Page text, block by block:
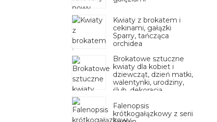
Kwiaty z brokatem i
cekinami, gałązki
Sparry, tańcząca
orchidea
Brokatowe sztuczne
kwiaty dla kobiet i
dziewcząt, dzień matki,
walentynki, urodziny,
ślub, dekoracja
Falenopsis
krótkogałązkowy z serii